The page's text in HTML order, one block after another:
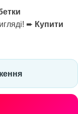
➨ Купити